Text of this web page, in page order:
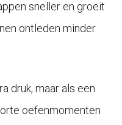
sneller en groeit
ontleden minder
druk, maar als een
oefenmomenten